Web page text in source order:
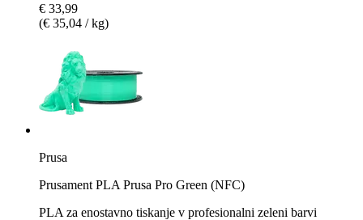
€ 33,99
(€ 35,04 / kg)
Prusa
Prusament PLA Prusa Pro Green (NFC)
PLA za enostavno tiskanje v profesionalni zeleni barvi